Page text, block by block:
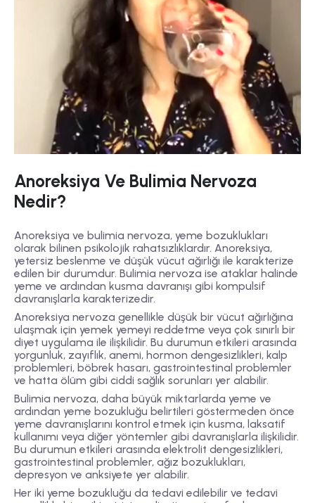
Anoreksiya Ve Bulimia Nervoza
Nedir?
Anoreksiya ve bulimia nervoza, yeme bozuklukları
olarak bilinen psikolojik rahatsızlıklardır. Anoreksiya,
yetersiz beslenme ve düşük vücut ağırlığı ile karakterize
edilen bir durumdur. Bulimia nervoza ise ataklar halinde
yeme ve ardından kusma davranışı gibi kompulsif
davranışlarla karakterizedir.
Anoreksiya nervoza genellikle düşük bir vücut ağırlığına
ulaşmak için yemek yemeyi reddetme veya çok sınırlı bir
diyet uygulama ile ilişkilidir. Bu durumun etkileri arasında
yorgunluk, zayıflık, anemi, hormon dengesizlikleri, kalp
problemleri, böbrek hasarı, gastrointestinal problemler
ve hatta ölüm gibi ciddi sağlık sorunları yer alabilir.
Bulimia nervoza, daha büyük miktarlarda yeme ve
ardından yeme bozukluğu belirtileri göstermeden önce
yeme davranışlarını kontrol etmek için kusma, laksatif
kullanımı veya diğer yöntemler gibi davranışlarla ilişkilidir.
Bu durumun etkileri arasında elektrolit dengesizlikleri,
gastrointestinal problemler, ağız bozuklukları,
depresyon ve anksiyete yer alabilir.
Her iki yeme bozukluğu da tedavi edilebilir ve tedavi